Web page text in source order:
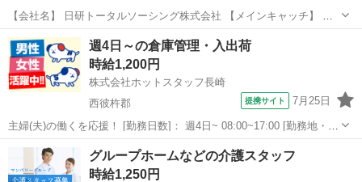
【会社名】 日研トータルソーシング株式会社 【メインキャッチ】 ホ
ームドアの組立・検査など 【お仕事内容】 地下鉄のホームドアや電線
の製造。電動ドライバー・ニッパー・圧着工具などを使用した組立、
検査、その他付随する作業。...
長崎 西彼杵郡
週4日～の倉庫管理・入出荷
時給1,200円
株式会社ホットスタッフ長崎
西彼杵郡
提携サイト 7月25日
主婦(夫)の働くを応援！ [勤務日数]： 週4日~ 08:00~17:00 [勤務地・最
寄駅]： 長崎県西彼杵郡時津町日並郷 株式会社ホットスタッフ長崎 道
ノ尾駅自動車14分 [職種名]：倉庫管理・入出荷 [求人概...
長崎 西彼杵郡 仕分け
グループホームなどの介護スタッフ
時給1,250円